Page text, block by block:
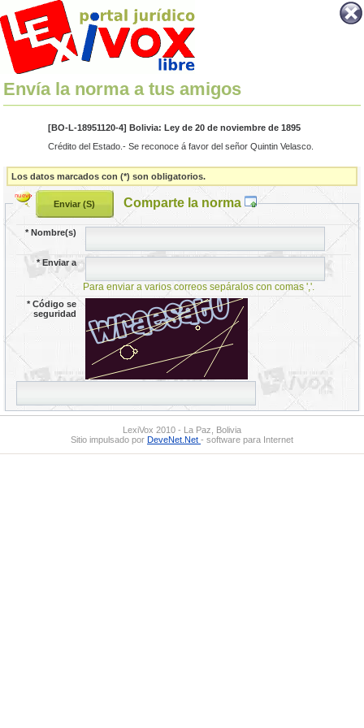
Envía la norma a tus amigos
[BO-L-18951120-4] Bolivia: Ley de 20 de noviembre de 1895
Crédito del Estado.- Se reconoce á favor del señor Quintin Velasco.
Los datos marcados con (*) son obligatorios.
Comparte la norma
*Nombre(s)
*Enviar a
Para enviar a varios correos sepáralos con comas ','.
*Código se
seguridad
LexiVox 2010 - La Paz, Bolivia
Sitio impulsado por DeveNet.Net - software para Internet